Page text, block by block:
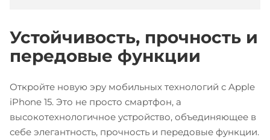
Устойчивость, прочность и
передовые функции
Откройте новую эру мобильных технологий с Apple
iPhone 15. Это не просто смартфон, а
высокотехнологичное устройство, объединяющее в
себе элегантность, прочность и передовые функции.